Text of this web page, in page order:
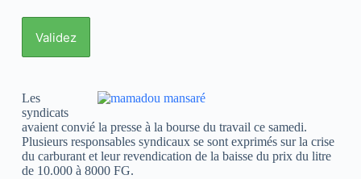
Les
syndicats
avaient convié la presse à la bourse du travail ce samedi.
Plusieurs responsables syndicaux se sont exprimés sur la crise
du carburant et leur revendication de la baisse du prix du litre
de 10.000 à 8000 FG.